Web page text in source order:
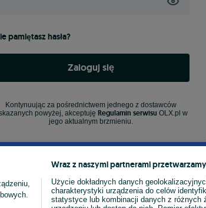
pamiętasz hasła?
Zaloguj się
Kontynuując za pośrednictwem jednego z dostawców
powyżej, akceptuję Regulamin serwisu OLX.pl w
jego aktualnym brzmieniu.
Wraz z naszymi partnerami
Użycie dokładnych danych
charakterystyki urządzenia do celów
statystyce lub kombinacji danych z różnych